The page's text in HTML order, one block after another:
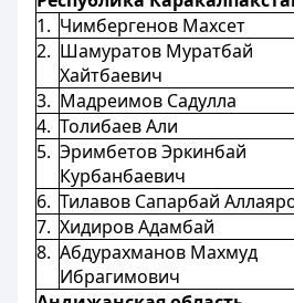
1. Чимбергенов Махсет
2. Шамуратов Муратбай
Хайтбаевич
3. Мадреимов Садулла
4. Толибаев Али
5. Эримбетов Эркинбай
Курбанбаевич
6. Тилавов Сапарбай
7. Хидиров Адамбай
8. Абдурахманов Махмуд
Ибрагимович